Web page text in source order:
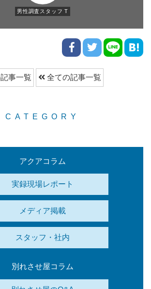
男性調査スタッフ T
事一覧 全ての記事一覧
CATEGORY
アクアコラム
実録現場レポート
メディア掲載
スタッフ・社内
別れさせ屋コラム